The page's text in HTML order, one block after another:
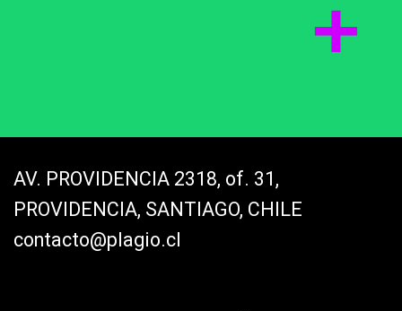
AV. PROVIDENCIA 2318, of. 31,
PROVIDENCIA, SANTIAGO, CHILE
contacto@plagio.cl